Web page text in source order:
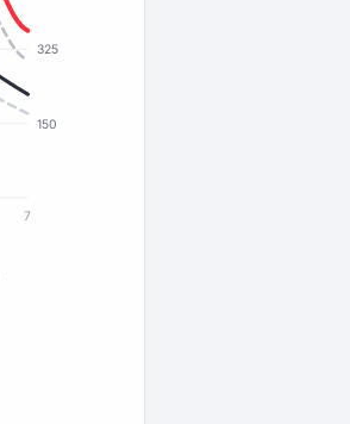
150
325
7